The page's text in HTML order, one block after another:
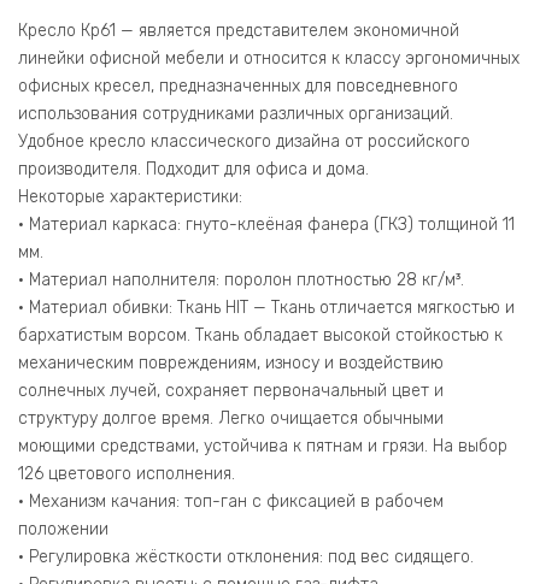
Кресло Кр61 — является представителем экономичной
линейки офисной мебели и относится к классу эргономичных
офисных кресел, предназначенных для повседневного
использования сотрудниками различных организаций.
Удобное кресло классического дизайна от российского
производителя. Подходит для офиса и дома.
Некоторые характеристики:
• Материал каркаса: гнуто-клеёная фанера (ГКЗ) толщиной 11
мм.
• Материал наполнителя: поролон плотностью 28 кг/м³.
• Материал обивки: Ткань HIT — Ткань отличается мягкостью и
бархатистым ворсом. Ткань обладает высокой стойкостью к
механическим повреждениям, износу и воздействию
солнечных лучей, сохраняет первоначальный цвет и
структуру долгое время. Легко очищается обычными
моющими средствами, устойчива к пятнам и грязи. На выбор
126 цветового исполнения.
• Механизм качания: топ-ган с фиксацией в рабочем
положении
• Регулировка жёсткости отклонения: под вес сидящего.